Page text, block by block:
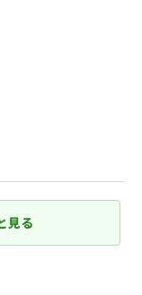
見る